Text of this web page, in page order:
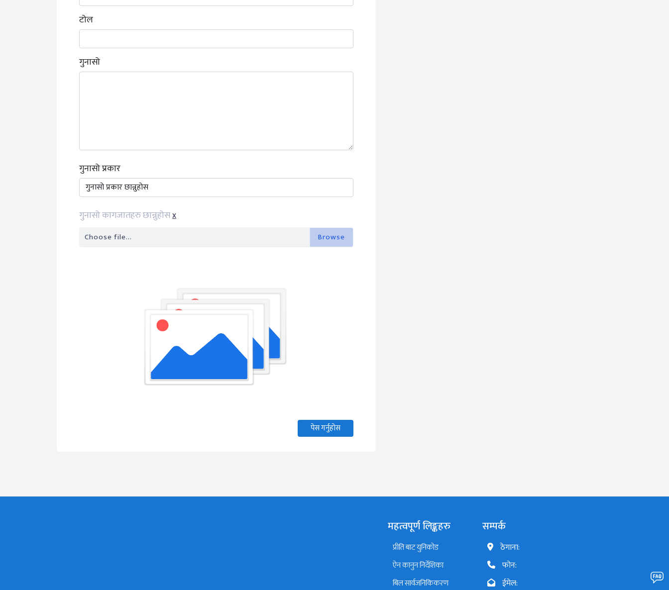
टोल
गुनासो
गुनासो प्रकार
गुनासो कागजातहरु छान्नुहोसx
Choose file... Browse
पेस गर्नुहोस
महत्वपूर्ण लिङ्कहरु
प्रीति बाट युनिकोड
ऐन कानुन निर्देशिका
बिल सार्वजनिकिकरण
सम्पर्क
ठेगाना:
फोन:
ईमेल: